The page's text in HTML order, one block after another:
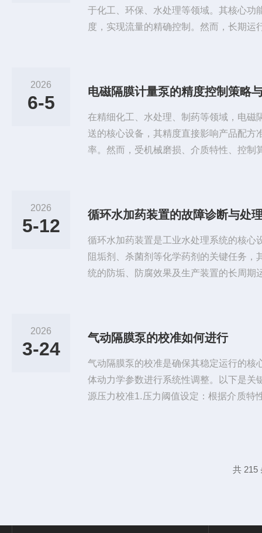
于化工、环保、水处理等领域。其核心功
度，实现流量的精确控制。然而，长期运
条件：确保校准环境温度稳定(通常为
2026
6-5
电磁隔膜计量泵的精度控制策略
在精细化工、水处理、制药等领域，电磁
送的核心设备，其精度直接影响产品配方
率。然而，受机械磨损、介质特性、控制
键组件，需选用耐疲劳、抗腐蚀的复合
2026
5-12
循环水加药装置的故障诊断与处
循环水加药装置是工业水处理系统的核心
阻垢剂、杀菌剂等化学药剂的关键任务，
统的防垢、防腐效果及生产装置的长周期
为装置的动力核心，不出液是最常见且
2026
3-24
气动隔膜泵的校准如何进行
气动隔膜泵的校准是确保其稳定运行的核
体动力学参数进行系统性调整。以下是关
源压力校准1.压力阈值设定：根据介质特
共 215